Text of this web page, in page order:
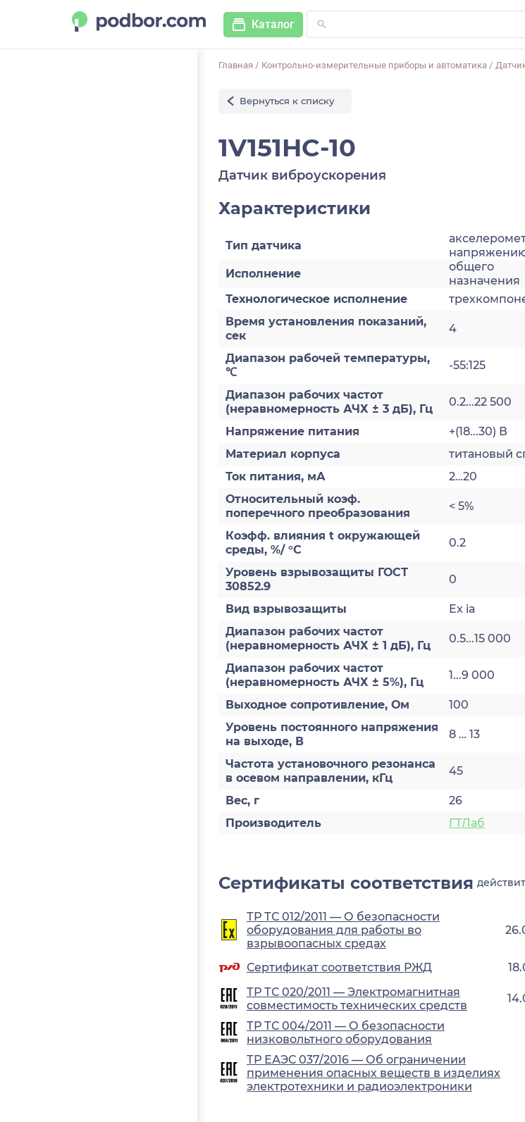
Каталог
Главная / Контрольно-измерительные приборы и автоматика /
Вернуться к списку
1V151HC-10
Датчик виброускорения
Характеристики
Тип датчика
Исполнение
общего
назначения
Технологическое исполнение
Время установления показаний,
сек
4
Диапазон рабочей температуры,
℃
-55:125
Диапазон рабочих частот
(неравномерность АЧХ ± 3 дБ), Гц
0.2...22 500
Напряжение питания
+(18...30) В
Материал корпуса
титановый
Ток питания, мА
2…20
Относительный коэф.
поперечного преобразования
< 5%
Коэфф. влияния t окружающей
среды, %/ °С
0.2
Уровень взрывозащиты ГОСТ
30852.9
0
Вид взрывозащиты
Ex ia
Диапазон рабочих частот
(неравномерность АЧХ ± 1 дБ), Гц
0.5...15 000
Диапазон рабочих частот
(неравномерность АЧХ ± 5%), Гц
1...9 000
Выходное сопротивление, Ом
100
Уровень постоянного напряжения
на выходе, В
8 … 13
Частота установочного резонанса
в осевом направлении, кГц
45
Вес, г
26
Производитель
ГТЛаб
Сертификаты соответствия
ТР ТС 012/2011 — О безопасности
оборудования для работы во
взрывоопасных средах
Сертификат соответствия РЖД
ТР ТС 020/2011 — Электромагнитная
совместимость технических средств
ТР ТС 004/2011 — О безопасности
низковольтного оборудования
ТР ЕАЭС 037/2016 — Об ограничении
применения опасных веществ в изделиях
электротехники и радиоэлектроники